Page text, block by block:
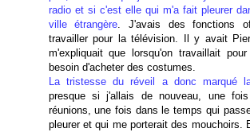
radio et si c'est elle qui m'a fait pleurer
ville étrangère. J'avais des fonctions
travailler pour la télévision. Il y avait
m'expliquait que lorsqu'on travaillait
besoin d'acheter des costumes.
La tristesse du réveil a donc marqué
presque si j'allais de nouveau, une
réunions, une fois dans le temps qui
pleurer et qui me porterait des mouchoirs.